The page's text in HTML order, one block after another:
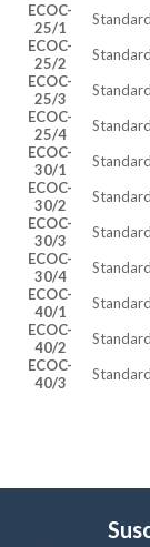
ECOC-
25/1
Standard
ECOC-
25/2
Standard
ECOC-
25/3
Standard
ECOC-
25/4
Standard
ECOC-
30/1
Standard
ECOC-
30/2
Standard
ECOC-
30/3
Standard
ECOC-
30/4
Standard
ECOC-
40/1
Standard
ECOC-
40/2
Standard
ECOC-
40/3
Standard